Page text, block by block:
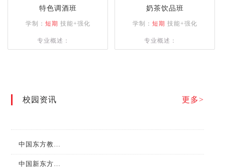
好的西点审美、塑型及裱花
特色调酒班
学制： 短期 技能+强化
专业概述：
奶茶饮品班
学制： 短期 技能+强化
专业概述：
校园资讯 更多>